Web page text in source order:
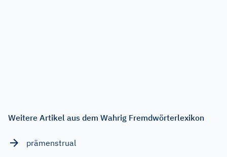
Weitere Artikel aus dem Wahrig Fremdwörterlexikon
prämenstrual